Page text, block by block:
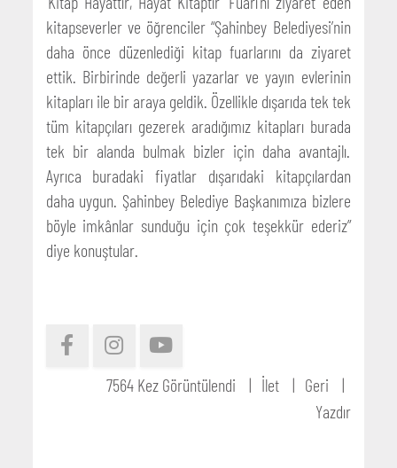
kitapseverler ve öğrenciler “Şahinbey Belediyesi’nin
daha önce düzenlediği kitap fuarlarını da ziyaret
ettik. Birbirinde değerli yazarlar ve yayın evlerinin
kitapları ile bir araya geldik. Özellikle dışarıda tek tek
tüm kitapçıları gezerek aradığımız kitapları burada
tek bir alanda bulmak bizler için daha avantajlı.
Ayrıca buradaki fiyatlar dışarıdaki kitapçılardan
daha uygun. Şahinbey Belediye Başkanımıza bizlere
böyle imkânlar sunduğu için çok teşekkür ederiz”
diye konuştular.
7564 Kez Görüntülendi İlet
Geri
Yazdır